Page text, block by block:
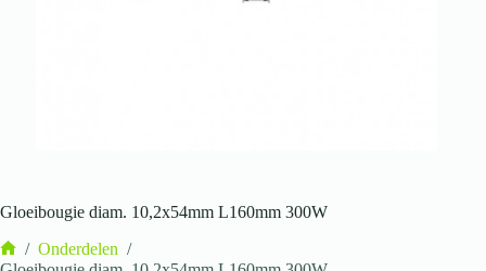
Gloeibougie diam. 10,2x54mm L160mm 300W
Home
/ Onderdelen /